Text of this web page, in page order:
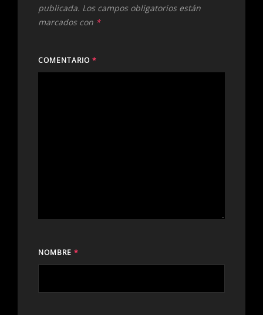
publicada. Los campos obligatorios están
marcados con *
COMENTARIO *
NOMBRE *